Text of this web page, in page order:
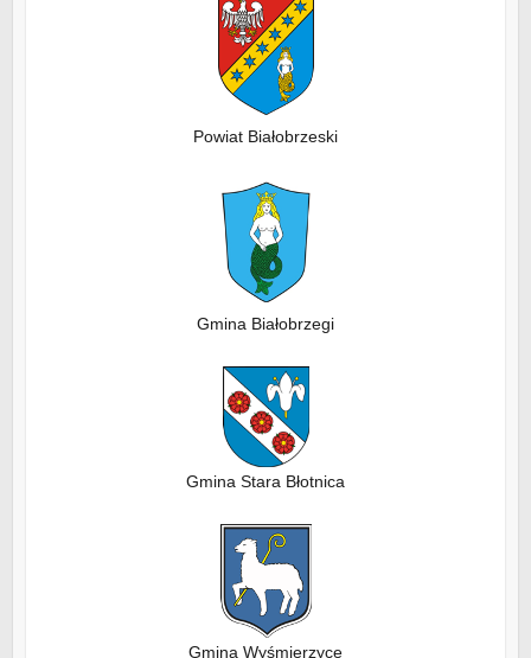
Powiat Białobrzeski
Gmina Białobrzegi
Gmina Stara Błotnica
Gmina Wyśmierzyce